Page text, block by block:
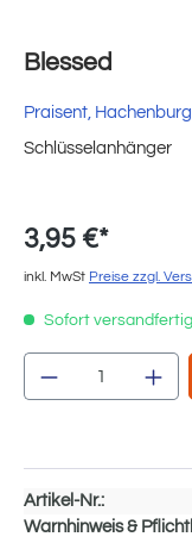
Blessed
Praisent, Hachenburg
Schlüsselanhänger
3,95 €*
inkl. MwSt Preise zzgl.
Sofort
Produkt
Artikel-Nr.:
Warnhinweis &